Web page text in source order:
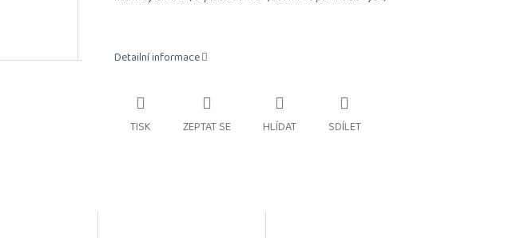
Detailní informace
TISK ZEPTAT SE HLÍDAT SDÍLET